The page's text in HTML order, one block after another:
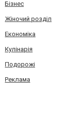
Бізнес
Жіночий розділ
Економіка
Кулінарія
Подорожі
Реклама